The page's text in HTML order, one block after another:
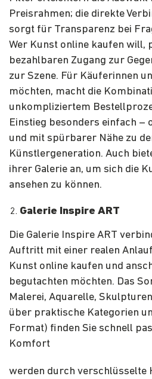
Preisrahmen; die direkte
sorgt für Transparenz bei
Wer Kunst online kaufen
bezahlbaren Zugang zur
zur Szene. Für Käuferinnen
möchten, macht die
unkompliziertem
Einstieg besonders einfach –
und mit spürbarer Nähe zu
Künstlergeneration. Auch
ihrer Galerie an, um sich die
ansehen zu können.
Galerie Inspire ART
Die Galerie Inspire ART
Auftritt mit einer realen
Kunst online kaufen und
begutachten möchten. Das
Malerei, Aquarelle,
über praktische Kategorien
Format) finden Sie schnell
Komfort
werden durch verschlüsselte